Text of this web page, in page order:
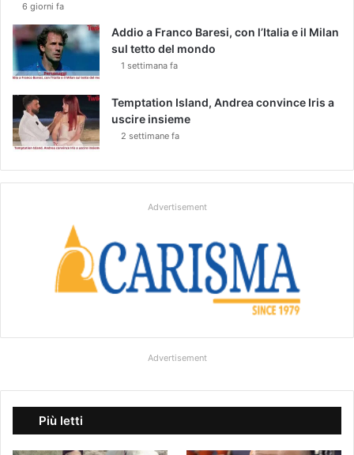
6 giorni fa
Addio a Franco Baresi, con l’Italia e il Milan
sul tetto del mondo
1 settimana fa
Temptation Island, Andrea convince Iris a
uscire insieme
2 settimane fa
Advertisement
Advertisement
Più letti